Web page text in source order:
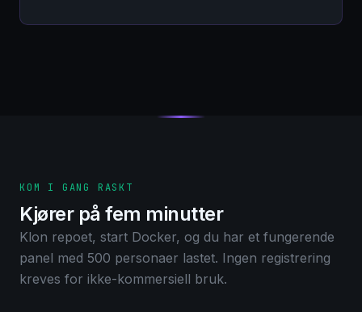
KOM I GANG RASKT
Kjører på fem minutter
Klon repoet, start Docker, og du har et fungerende
panel med 500 personaer lastet. Ingen registrering
kreves for ikke-kommersiell bruk.